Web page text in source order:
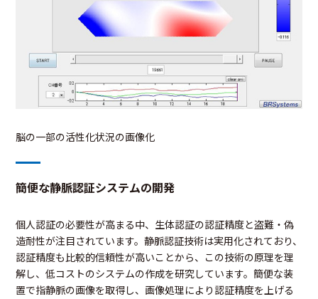
脳の一部の活性化状況の画像化
簡便な静脈認証システムの開発
個人認証の必要性が高まる中、生体認証の認証精度と盗難・偽
造耐性が注目されています。静脈認証技術は実用化されており、
認証精度も比較的信頼性が高いことから、この技術の原理を理
解し、低コストのシステムの作成を研究しています。簡便な装
置で指静脈の画像を取得し、画像処理により認証精度を上げる